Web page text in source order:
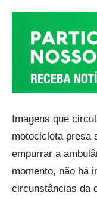
Imagens que
motocicleta presa
empurrar a
momento, não há
circunstâncias da